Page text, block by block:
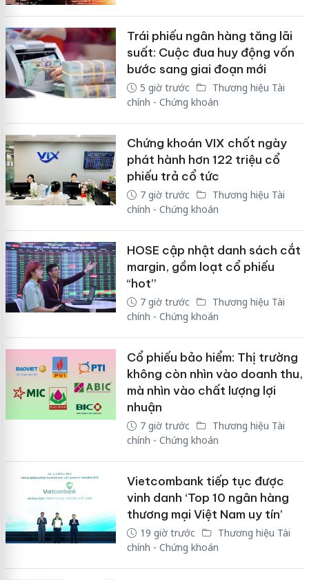
Trái phiếu ngân hàng tăng lãi
suất: Cuộc đua huy động vốn
bước sang giai đoạn mới
5 giờ trước
Thương hiệu Tài
chính - Chứng khoán
Chứng khoán VIX chốt ngày
phát hành hơn 122 triệu cổ
phiếu trả cổ tức
7 giờ trước
Thương hiệu Tài
chính - Chứng khoán
HOSE cập nhật danh sách cắt
margin, gồm loạt cổ phiếu
“hot”
7 giờ trước
Thương hiệu Tài
chính - Chứng khoán
Cổ phiếu bảo hiểm: Thị trường
không còn nhìn vào doanh thu,
mà nhìn vào chất lượng lợi
nhuận
7 giờ trước
Thương hiệu Tài
chính - Chứng khoán
Vietcombank tiếp tục được
vinh danh ‘Top 10 ngân hàng
thương mại Việt Nam uy tín’
19 giờ trước
Thương hiệu Tài
chính - Chứng khoán